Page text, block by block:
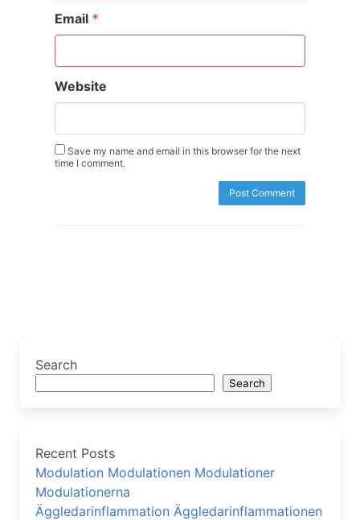
Email *
Website
Save my name and email in this browser for the next
time I comment.
Search
Search
Recent Posts
Modulation Modulationen Modulationer
Modulationerna
Äggledarinflammation Äggledarinflammationen